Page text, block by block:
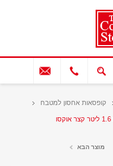
קופסאות אחסון למטבח
מוצר הבא